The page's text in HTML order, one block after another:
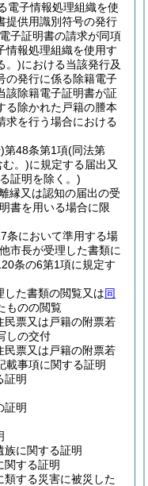
電子情報処理組織を使
提供用識別符号の発行
子証明書の請求が同項
情報処理組織を使用す
。)における当該発行及
の発行に係る除籍電子
該除籍電子証明書が証
る除かれた戸籍の謄本
求を行う場合における
第48条第1項(同法第
む。)に規定する届出又
証明を除く。)
縁又は認知の届出の受
書を用いる場合に限
条において準用する場
市長が受理した書類に
条の6第1項に規定す
した書類の閲覧又は同
ものの閲覧
民票又は戸籍の附票若
しの交付
民票又は戸籍の附票若
載事項に関する証明
証明
証明
族に関する証明
関する証明
類する災害に被災した